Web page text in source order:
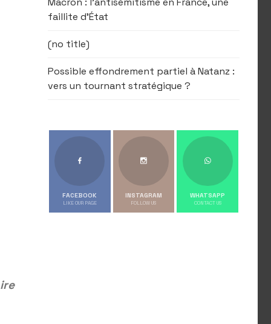
faillite d’État
(no title)
Possible effondrement partiel à Natanz :
vers un tournant stratégique ?
FACEBOOK
LIKE OUR PAGE
INSTAGRAM
FOLLOW US
WHATSAPP
CONTACT US